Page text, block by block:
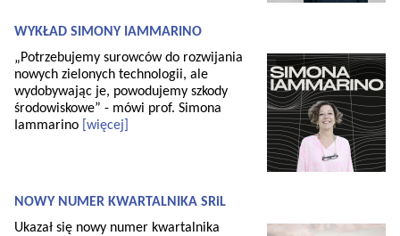
WYKŁAD SIMONY IAMMARINO
„Potrzebujemy surowców do rozwijania
nowych zielonych technologii, ale
wydobywając je, powodujemy szkody
środowiskowe” - mówi prof. Simona
Iammarino [więcej]
NOWY NUMER KWARTALNIKA SRiL
Ukazał się nowy numer kwartalnika